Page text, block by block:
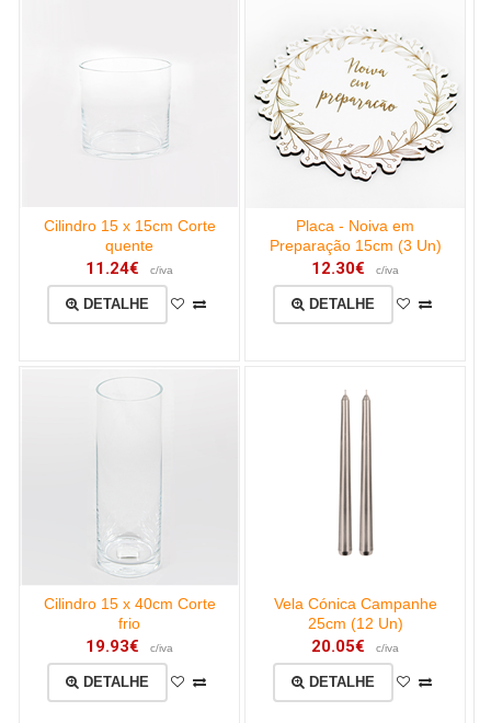
Cilindro 15 x 15cm Corte
quente
11.24€ c/iva
DETALHE
Placa - Noiva em
Preparação 15cm (3 Un)
12.30€ c/iva
DETALHE
Cilindro 15 x 40cm Corte
frio
19.93€ c/iva
DETALHE
Vela Cónica Campanhe
25cm (12 Un)
20.05€ c/iva
DETALHE